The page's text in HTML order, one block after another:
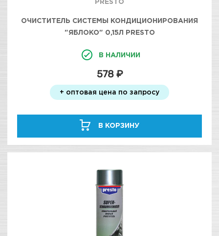
ОЧИСТИТЕЛЬ СИСТЕМЫ КОНДИЦИОНИРОВАНИЯ
"ЯБЛОКО" 0,15Л PRESTO
В НАЛИЧИИ
578 ₽
+ оптовая цена по запросу
В КОРЗИНУ